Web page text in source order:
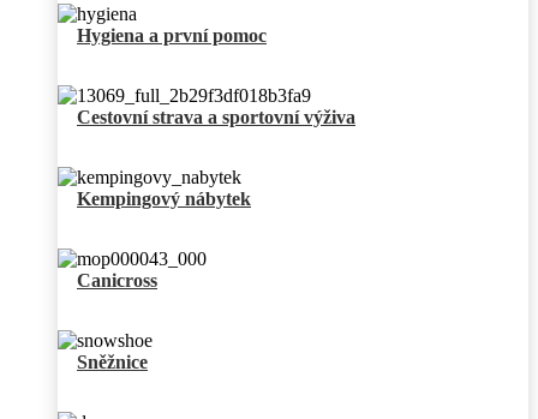
Hygiena a první pomoc
Cestovní strava a sportovní výživa
Kempingový nábytek
Canicross
Sněžnice